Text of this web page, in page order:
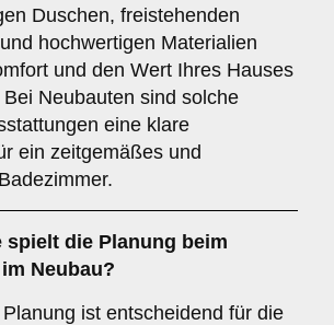
Duschen, freistehenden
hochwertigen Materialien
und den Wert Ihres Hauses
Neubauten sind solche
eine klare
ein zeitgemäßes und
spielt die Planung beim
Neubau?
ist entscheidend für die